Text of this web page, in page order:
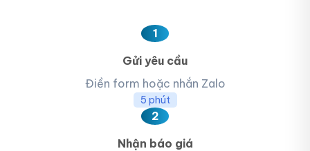
1
Gửi yêu cầu
Điền form hoặc nhắn Zalo
5 phút
2
Nhận báo giá